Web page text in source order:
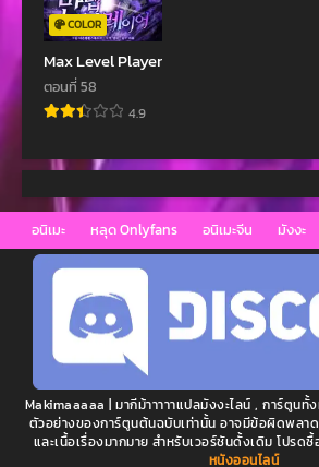
COLOR
Max Level Player
ตอนที่ 58
4.9
อนิเมะ หลุด Onlyfans อนิเมะจีน มังงะ
Makimaaaaa | มากีม้าาาาาแปลมังงะไลน์ , การ์ตูน
ตัวอย่างของการ์ตูนต้นฉบับเท่านั้น อาจมีข้อผิดพลา
และเนื้อเรื่องมากมาย สำหรับเวอร์ชันดั้งเดิม โปรด
หนังออนไลน์